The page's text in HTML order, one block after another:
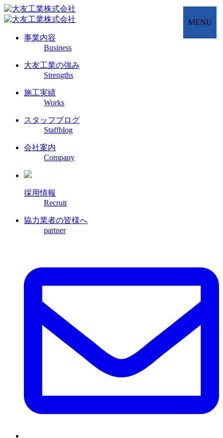
MENU
事業内容
Business
大友工業の強み
Strengths
施工実績
Works
スタッフブログ
Staffblog
会社案内
Company
採用情報
Recruit
協力業者の皆様へ
partner